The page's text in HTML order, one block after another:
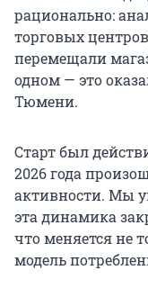
рационально:
торговых
перемещали
одном — это
Тюмени.
Старт был
2026 года
активности. Мы
эта динамика
что меняется не
модель